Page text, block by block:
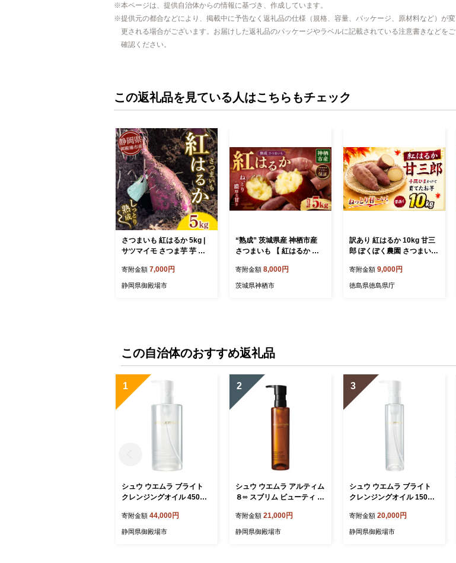
本ページは、提供自治体からの情報に基づき、作成しています。
提供元の都合などにより、掲載中に予告なく返礼品の仕様（規格、容量、パッケージ、原材料など）が変
更される場合がございます。お届けした返礼品のパッケージやラベルに記載されている注意書きなどをご
確認ください。
この返礼品を見ている人はこちらもチェック
さつまいも 紅はるか 5kg |
サツマイモ さつま芋 芋 べ
場市 ※2026年10月～発送
寄附金額 7,000円
静岡県御殿場市
“熟成” 茨城県産 神栖市産
さつまいも 【 紅はるか 】
野菜 やさい 国産
寄附金額 8,000円
茨城県神栖市
訳あり 紅はるか 10kg 甘三
郎 ぽくぽく農園 さつまいも
ま芋 やきいも 芋 イモ 野菜
長期熟成 デザート 旬 農家
寄附金額 9,000円
徳島県徳島県庁
この自治体のおすすめ返礼品
1
シュウ ウエムラ ブライト
クレンジングオイル 450ml |
ンジングオイル スキンケア
メイク落とし 化粧品
寄附金額 44,000円
静岡県御殿場市
2
シュウ ウエムラ アルティム
８∞ スブリム ビューティ ク
｜ ロレアル クレンジング
クレンジングオイル スキン
寄附金額 21,000円
静岡県御殿場市
3
シュウ ウエムラ ブライト
クレンジングオイル 150ml |
ンジングオイル スキンケア
メイク落とし 化粧品
寄附金額 20,000円
静岡県御殿場市